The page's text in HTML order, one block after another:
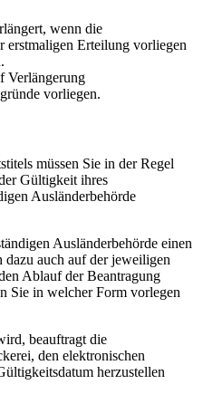
wenn die
erstmaligen Erteilung vorliegen
Verlängerung
vorliegen.
müssen Sie in der Regel
Gültigkeit ihres
Ausländerbehörde
Ausländerbehörde einen
dazu auch auf der jeweiligen
Ablauf der Beantragung
Sie in welcher Form vorlegen
beauftragt die
den elektronischen
herzustellen